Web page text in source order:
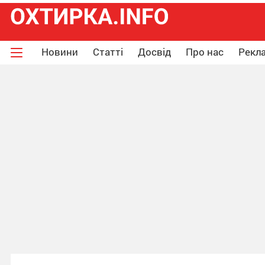
Новини Статті Досвід Про нас